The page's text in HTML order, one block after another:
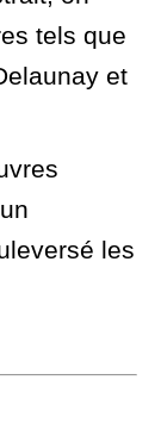
tels que
et
les